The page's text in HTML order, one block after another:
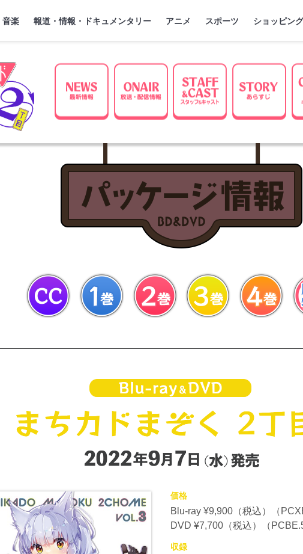
プページ
音楽 報道・情報・ドキュメンタリー アニメ スポーツ ショッピング
まちカドまぞく 2丁目
価格
Blu-ray ¥9,900（税込）（
DVD ¥7,700（税込）（
収録